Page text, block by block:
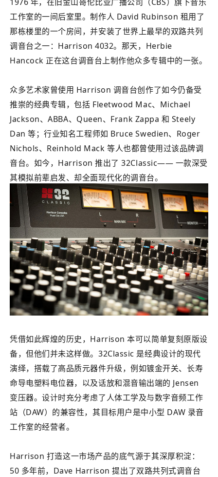
工作室的一间后室里。制作人 David Rubinson 租用了
那栋楼里的一个房间，并安装了世界上最早的双路共列
调音台之一：Harrison 4032。那天，Herbie
Hancock 正在这台调音台上制作他众多专辑中的一张。
众多艺术家曾使用 Harrison 调音台创作了如今仍备受
推崇的经典专辑，包括 Fleetwood Mac、Michael
Jackson、ABBA、Queen、Frank Zappa 和 Steely
Dan 等；行业知名工程师如 Bruce Swedien、Roger
Nichols、Reinhold Mack 等人也都曾使用过该品牌调
音台。如今，Harrison 推出了 32Classic—— 一款深受
其模拟前辈启发、却全面现代化的调音台。
凭借如此辉煌的历史，Harrison 本可以简单复刻原版设
备，但他们并未这样做。32Classic 是经典设计的现代
演绎，搭载了高品质元器件升级，例如镀金开关、长寿
命导电塑料电位器，以及话放和混音输出端的 Jensen
变压器。设计时充分考虑了人体工学及与数字音频工作
站（DAW）的兼容性，其目标用户是中小型 DAW 录音
工作室的经营者。
Harrison 打造这一市场产品的底气源于其深厚积淀：
50 多年前，Dave Harrison 提出了双路共列式调音台